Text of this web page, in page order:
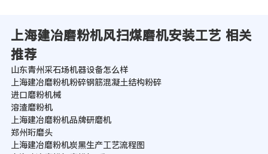
上海建冶磨粉机风扫煤磨机安装工艺 相关
推荐
山东青州采石场机器设备怎么样
上海建冶磨粉机粉碎钢筋混凝土结构粉碎
进口磨粉机械
溶渣磨粉机
上海建冶磨粉机品牌研磨机
郑州珩磨头
上海建冶磨粉机炭黑生产工艺流程图